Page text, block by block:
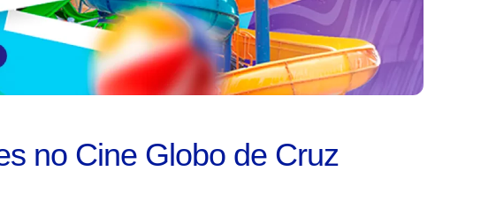
no Cine Globo de Cruz